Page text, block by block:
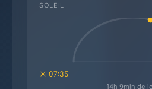
SOLEIL
☀ 07:35
14h 9min de